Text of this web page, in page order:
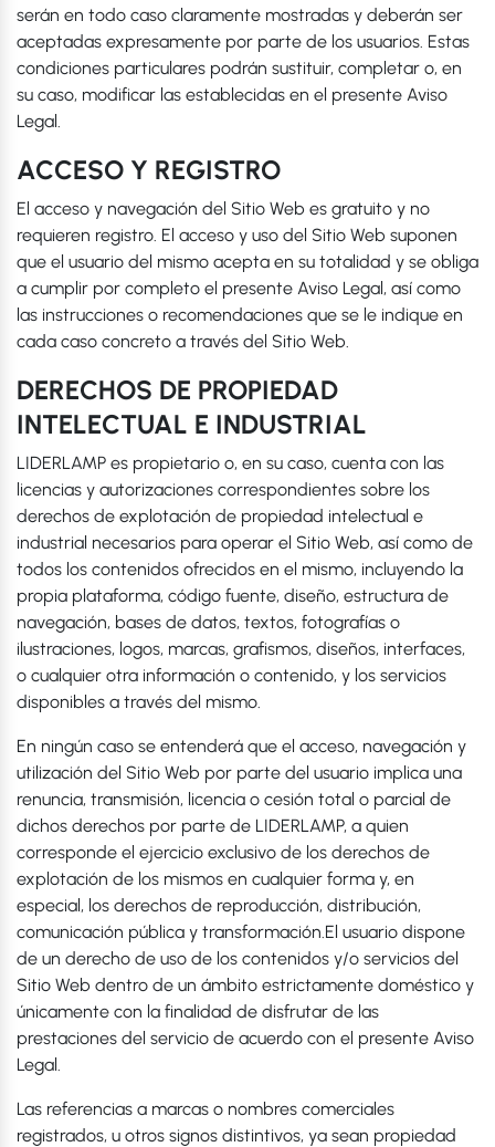
serán en todo caso claramente mostradas y deberán ser
aceptadas expresamente por parte de los usuarios. Estas
condiciones particulares podrán sustituir, completar o, en
su caso, modificar las establecidas en el presente Aviso
Legal.
ACCESO Y REGISTRO
El acceso y navegación del Sitio Web es gratuito y no
requieren registro. El acceso y uso del Sitio Web suponen
que el usuario del mismo acepta en su totalidad y se obliga
a cumplir por completo el presente Aviso Legal, así como
las instrucciones o recomendaciones que se le indique en
cada caso concreto a través del Sitio Web.
DERECHOS DE PROPIEDAD
INTELECTUAL E INDUSTRIAL
LIDERLAMP es propietario o, en su caso, cuenta con las
licencias y autorizaciones correspondientes sobre los
derechos de explotación de propiedad intelectual e
industrial necesarios para operar el Sitio Web, así como de
todos los contenidos ofrecidos en el mismo, incluyendo la
propia plataforma, código fuente, diseño, estructura de
navegación, bases de datos, textos, fotografías o
ilustraciones, logos, marcas, grafismos, diseños, interfaces,
o cualquier otra información o contenido, y los servicios
disponibles a través del mismo.
En ningún caso se entenderá que el acceso, navegación y
utilización del Sitio Web por parte del usuario implica una
renuncia, transmisión, licencia o cesión total o parcial de
dichos derechos por parte de LIDERLAMP, a quien
corresponde el ejercicio exclusivo de los derechos de
explotación de los mismos en cualquier forma y, en
especial, los derechos de reproducción, distribución,
comunicación pública y transformación.El usuario dispone
de un derecho de uso de los contenidos y/o servicios del
Sitio Web dentro de un ámbito estrictamente doméstico y
únicamente con la finalidad de disfrutar de las
prestaciones del servicio de acuerdo con el presente Aviso
Legal.
Las referencias a marcas o nombres comerciales
registrados, u otros signos distintivos, ya sean propiedad